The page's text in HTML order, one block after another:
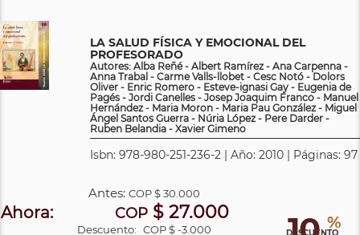
LA SALUD FÍSICA Y EMOCIONAL DEL
PROFESORADO
Autores: Alba Reñé - Albert Ramírez - Ana Carpenna -
Anna Trabal - Carme Valls-llobet - Cesc Notó - Dolors
Oliver - Enric Romero - Esteve-ignasi Gay - Eugenia de
Pagés - Jordi Canelles - Josep Joaquim Franco - Manuel
Hernández - Maria Moron - Maria Pau González - Miguel
Ángel Santos Guerra - Núria López - Pere Darder -
Ruben Belandia - Xavier Gimeno
Isbn: 978-980-251-236-2 | Año: 2010 | Páginas: 97
%
Antes: COP$ 30.000
Ahora: COP $ 27.000
Descuento: COP $ -3.000